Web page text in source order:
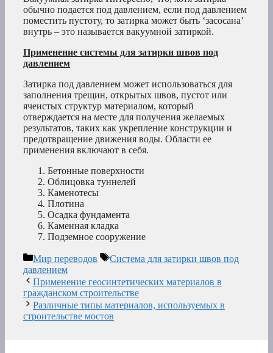
обычно подается под давлением, если под давлением
поместить пустоту, то затирка может быть ‘засосана’
внутрь – это называется вакуумной затиркой.
Применение системы для затирки швов под
давлением
Затирка под давлением может использоваться для
заполнения трещин, открытых швов, пустот или
ячеистых структур материалом, который
отверждается на месте для получения желаемых
результатов, таких как укрепление конструкции и
предотвращение движения воды. Области ее
применения включают в себя.
Бетонные поверхности
Облицовка туннелей
Каменотесы
Плотина
Осадка фундамента
Каменная кладка
Подземное сооружение
Рубрики
Мир переводов Метки
Система для затирки швов под
давлением
Применение геосинтетических материалов в
гражданском строительстве
Различные типы материалов, используемых в
строительстве мостов